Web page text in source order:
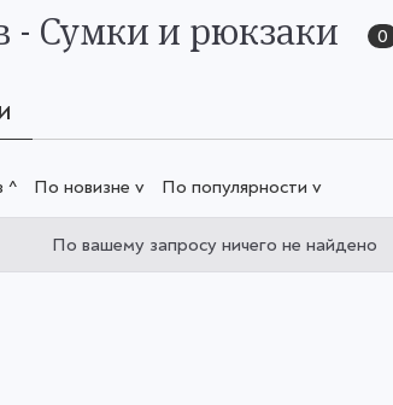
- Сумки и рюкзаки 0
^ По новизне v По популярности v
По вашему запросу ничего не найдено